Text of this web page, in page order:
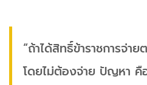
“ถ้าได้สิทธิ์ข้าราชการจ่า
โดยไม่ต้องจ่าย ปัญหา คื